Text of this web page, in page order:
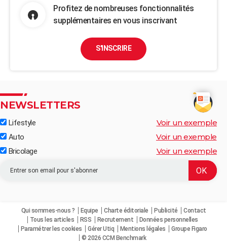
Profitez de nombreuses fonctionnalités
supplémentaires en vous inscrivant
S'INSCRIRE
NEWSLETTERS
Lifestyle Voir un exemple
Auto Voir un exemple
Bricolage Voir un exemple
Qui sommes-nous ? Equipe Charte éditoriale Publicité
Contact
Tous les articles
RSS Recrutement
Données personnelles
Paramétrer les cookies
Gérer Utiq Mentions légales
Groupe Figaro
© 2026 CCM Benchmark